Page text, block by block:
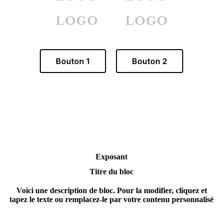
Bouton 1 Bouton 2
Exposant
Titre du bloc
Voici une description de bloc. Pour la modifier, cliquez et
tapez le texte ou remplacez-le par votre contenu personnalisé